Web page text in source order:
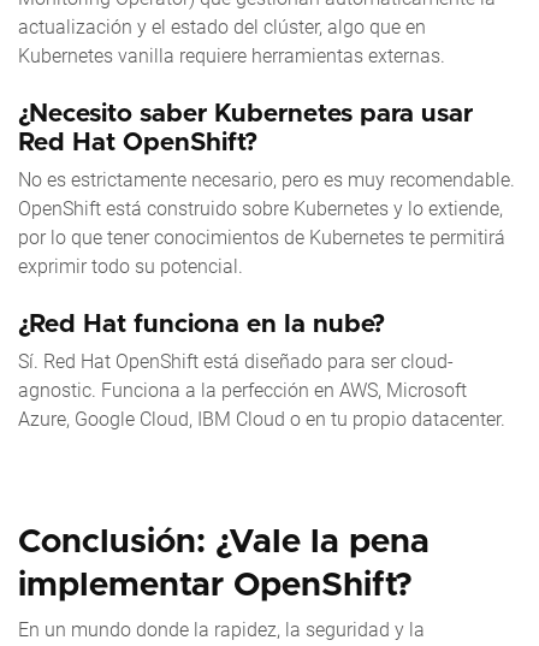
actualización y el estado del clúster, algo que en
Kubernetes vanilla requiere herramientas externas.
¿Necesito saber Kubernetes para usar
Red Hat OpenShift?
No es estrictamente necesario, pero es muy recomendable.
OpenShift está construido sobre Kubernetes y lo extiende,
por lo que tener conocimientos de Kubernetes te permitirá
exprimir todo su potencial.
¿Red Hat funciona en la nube?
Sí. Red Hat OpenShift está diseñado para ser cloud-
agnostic. Funciona a la perfección en AWS, Microsoft
Azure, Google Cloud, IBM Cloud o en tu propio datacenter.
Conclusión: ¿Vale la pena
implementar OpenShift?
En un mundo donde la rapidez, la seguridad y la